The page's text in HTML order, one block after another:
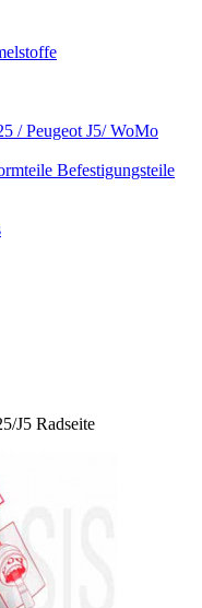
/ Peugeot J5/ WoMo
Befestigungsteile
J5 Radseite